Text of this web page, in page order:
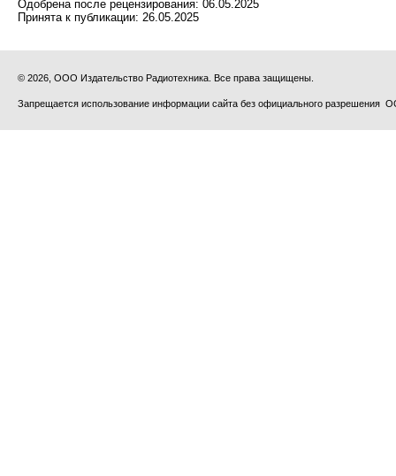
Одобрена после рецензирования: 06.05.2025
Принята к публикации: 26.05.2025
© 2026, ООО Издательство Радиотехника. Все права защищены.
Запрещается использование информации сайта без официального разрешения